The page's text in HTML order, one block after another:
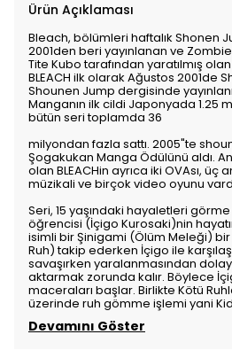
Ürün Açıklaması
Bleach, bölümleri haftalık Shonen
2001den beri yayınlanan ve
Tite Kubo tarafından yaratılmış
BLEACH ilk olarak Ağustos 2001de
Shounen Jump dergisinde
Manganın ilk cildi Japonyada 1.25
bütün seri toplamda 36
milyondan fazla sattı. 2005"te
Şogakukan Manga Ödülünü aldı.
olan BLEACHin ayrıca iki OVAsı, üç
müzikali ve birçok video oyunu
Seri, 15 yaşındaki hayaletleri
öğrencisi (İçigo Kurosaki)nin
isimli bir Şinigami (Ölüm Meleği)
Ruh) takip ederken İçigo ile
savaşırken yaralanmasından
aktarmak zorunda kalır. Böylece
maceraları başlar. Birlikte Kötü
üzerinde ruh gömme işlemi yani
Devamını Göster